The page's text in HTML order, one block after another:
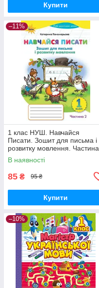
Купити
–11%
1 клас НУШ. Навчайся
Писати. Зошит для письма і
розвитку мовлення. Частина
2. (Пономарьова К.І.), Оріон
В наявності
85 ₴ 95 ₴
Купити
–10%